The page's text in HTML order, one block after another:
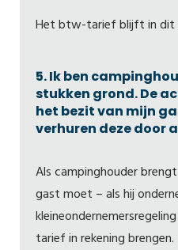
Het btw-tarief blijft in dit
5. Ik ben
stukken grond. De
het bezit van mijn
verhuren deze door
Als campinghouder
gast moet – als hij
tarief in rekening brengen.